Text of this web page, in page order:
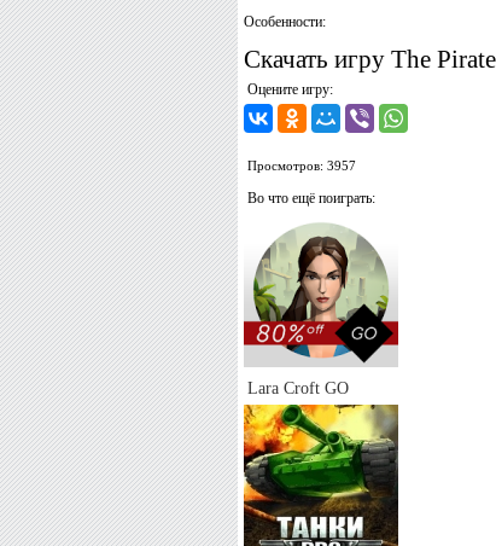
Особенности:
Скачать игру The
Оцените игру:
Просмотров: 3957
Во что ещё поиграть:
Lara Croft GO